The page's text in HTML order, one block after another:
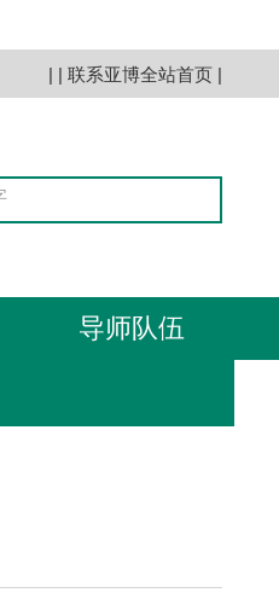
| | 联系亚博全站首页 |
导师队伍